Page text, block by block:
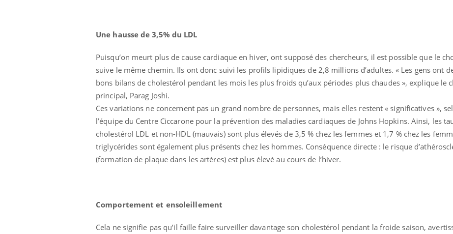
Une hausse de 3,5% du LDL
Puisqu’on meurt plus de cause cardiaque en hiver, ont supposé des chercheurs, il est possible que le
suive le même chemin. Ils ont donc suivi les profils lipidiques de 2,8 millions d’adultes. « Les gens ont
bons bilans de cholestérol pendant les mois les plus froids qu’aux périodes plus chaudes », explique le
principal, Parag Joshi.
Ces variations ne concernent pas un grand nombre de personnes, mais elles restent « significatives »,
l’équipe du Centre Ciccarone pour la prévention des maladies cardiaques de Johns Hopkins. Ainsi, les
cholestérol LDL et non-HDL (mauvais) sont plus élevés de 3,5 % chez les femmes et 1,7 % chez les
triglycérides sont également plus présents chez les hommes. Conséquence directe : le risque
(formation de plaque dans les artères) est plus élevé au cours de l’hiver.
Comportement et ensoleillement
Cela ne signifie pas qu’il faille faire surveiller davantage son cholestérol pendant la froide saison,
Carence en fer : comprendre pour
Youtube
Fatigue, irritabilité, brouillard mental ou
même alopécie… Les symptômes de la
carence en fer sont multiples ce qui la rend
Youtube
Insuline & Charge mentale : et si on
osait en parler??Youtube
reste entourée d'idées reçues chez les
patients comme parfois chez les soignants.
Youtube
Eczéma Chronique des
préparer pour l’été !
rythme de vie ! Vacances,
soleil, activités en plein air…
sont ...